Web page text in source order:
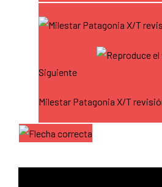
Siguiente
Milestar Patagonia X/T